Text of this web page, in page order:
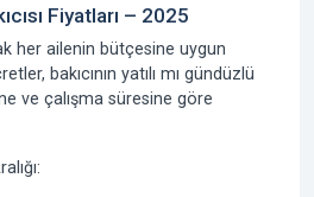
Fiyatları – 2025
her ailenin bütçesine uygun
bakıcının yatılı mı gündüzlü
ve çalışma süresine göre